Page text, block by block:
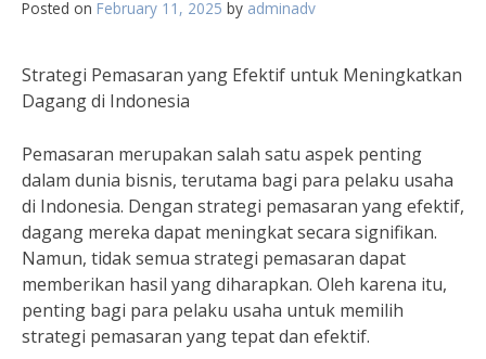
Posted on February 11, 2025 by adminadv
Strategi Pemasaran yang Efektif untuk Meningkatkan
Dagang di Indonesia
Pemasaran merupakan salah satu aspek penting
dalam dunia bisnis, terutama bagi para pelaku usaha
di Indonesia. Dengan strategi pemasaran yang efektif,
dagang mereka dapat meningkat secara signifikan.
Namun, tidak semua strategi pemasaran dapat
memberikan hasil yang diharapkan. Oleh karena itu,
penting bagi para pelaku usaha untuk memilih
strategi pemasaran yang tepat dan efektif.